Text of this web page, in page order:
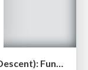
Metodo SGD (Stochastic Gradient Descent): Fundamentos Matematicos, Propiedades Numericas y Aplicaciones en Inteligencia Artificial